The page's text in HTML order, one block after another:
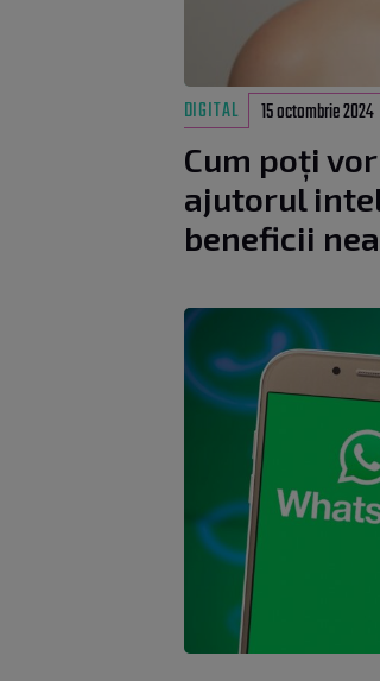
DIGITAL 15 octombrie 2024
Cum poți
ajutorul
beneficii